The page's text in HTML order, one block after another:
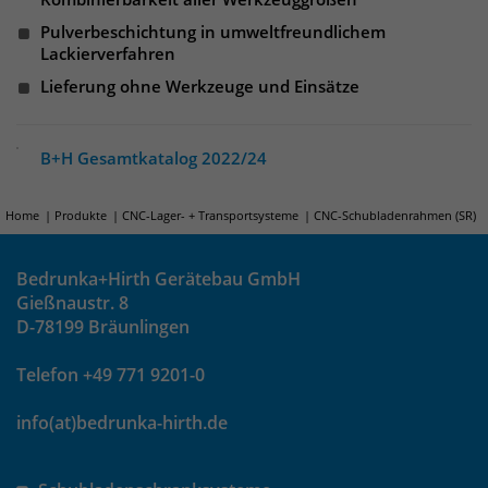
Pulverbeschichtung in umweltfreundlichem
Lackierverfahren
Lieferung ohne Werkzeuge und Einsätze
B+H Gesamtkatalog 2022/24
Home Produkte CNC-Lager- + Transportsysteme CNC-Schubladenrahmen (SR)
Bedrunka+Hirth Gerätebau GmbH
Gießnaustr. 8
D-78199 Bräunlingen
Telefon +49 771 9201-0
info(at)bedrunka-hirth.de
Anbieter TYPO3
Laufzeit 1 Jahr
Zweck
Einstellungen.
Websitebesucher für die Dauer des
Besuchs der Webseite zu identifizieren.
Anbieter Matomo
Das Cookie wird verwendet, um
Kampagnendaten zu berechnen und
Analysebericht der Website zu
Informationen anonym und weisen